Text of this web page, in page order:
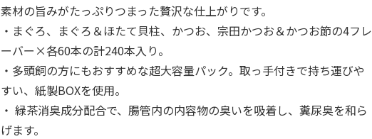
素材の旨みがたっぷりつまった贅沢な仕上がりです。
・まぐろ、まぐろ＆ほたて貝柱、かつお、宗田かつお＆かつお節の4フレ
ーバー×各60本の計240本入り。
・多頭飼の方にもおすすめな超大容量パック。取っ手付きで持ち運びや
すい、紙製BOXを使用。
・ 緑茶消臭成分配合で、腸管内の内容物の臭いを吸着し、糞尿臭を和ら
げます。